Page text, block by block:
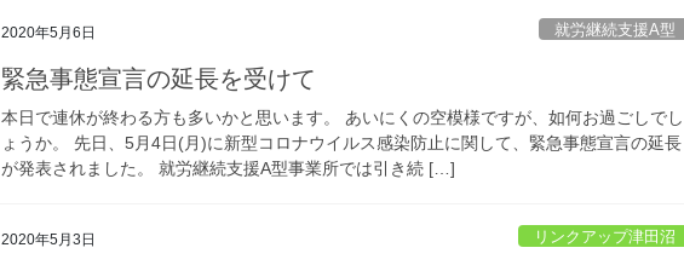
2020年5月6日 就労継続支援A型
緊急事態宣言の延長を受けて
本日で連休が終わる方も多いかと思います。 あいにくの空模様ですが、如何お過ごしでし
ょうか。 先日、5月4日(月)に新型コロナウイルス感染防止に関して、緊急事態宣言の延長
が発表されました。 就労継続支援A型事業所では引き続 […]
2020年5月3日 リンクアップ津田沼